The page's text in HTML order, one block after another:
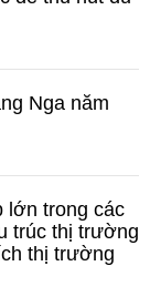
Nga năm
lớn trong các
trúc thị trường
thị trường